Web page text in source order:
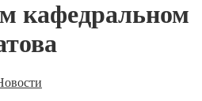
кафедральном